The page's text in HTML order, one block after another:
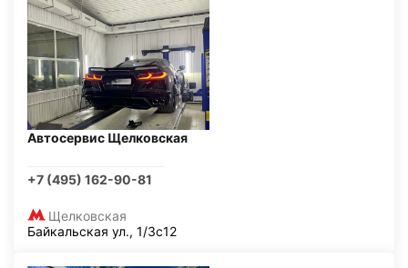
Автосервис Щелковская
+7 (495) 162-90-81
Щелковская
Байкальская ул., 1/3с12